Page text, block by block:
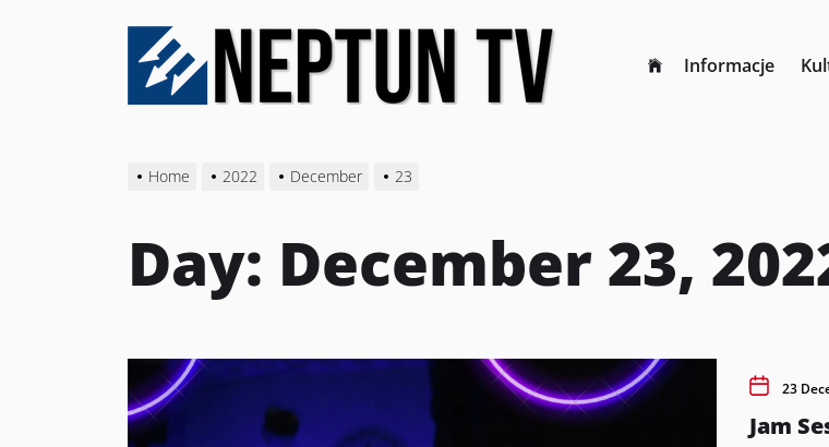
Informacje
Home 2022 December 23
Day: December 23,
23
Jam